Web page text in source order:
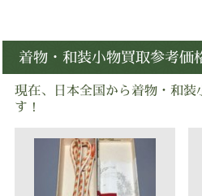
着物・和装小物買取参考価
現在、日本全国から着物・和装
す！